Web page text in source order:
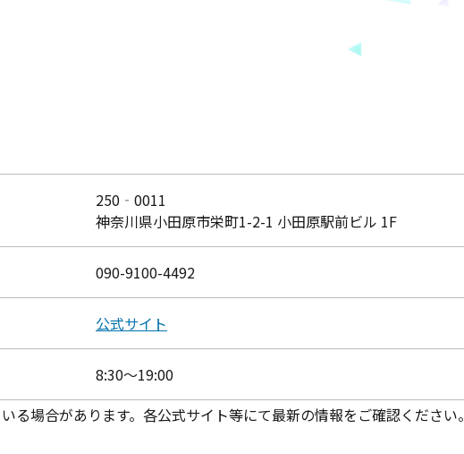
250‐0011
神奈川県小田原市栄町1-2-1 小田原駅前ビル 1F
090-9100-4492
公式サイト
8:30〜19:00
る場合があります。各公式サイト等にて最新の情報をご確認ください。